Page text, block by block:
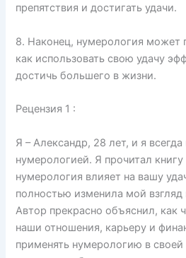
препятствия и достигать удачи.
8. Наконец, нумерология может
как использовать свою удачу
достичь большего в жизни.
Рецензия 1 :
Я – Александр, 28 лет, и я всегда
нумерологией. Я прочитал книгу
нумерология влияет на вашу
полностью изменила мой взгляд
Автор прекрасно объяснил, как
наши отношения, карьеру и
применять нумерологию в своей